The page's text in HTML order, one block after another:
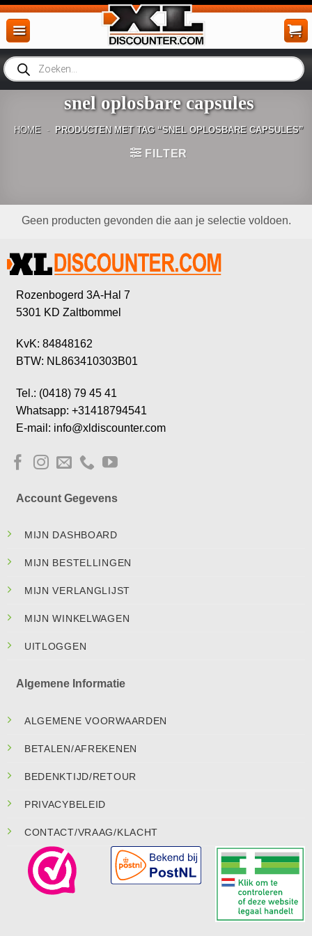
Ga
naar
inhoud
Producten
zoeken
snel oplosbare capsules
HOME - PRODUCTEN MET TAG “SNEL OPLOSBARE CAPSULES”
FILTER
Geen producten gevonden die aan je selectie voldoen.
Rozenbogerd 3A-Hal 7
5301 KD Zaltbommel
KvK: 84848162
BTW: NL863410303B01
Tel.: (0418) 79 45 41
Whatsapp: +31418794541
E-mail: info@xldiscounter.com
Account Gegevens
MIJN DASHBOARD
MIJN BESTELLINGEN
MIJN VERLANGLIJST
MIJN WINKELWAGEN
UITLOGGEN
Algemene Informatie
ALGEMENE VOORWAARDEN
BETALEN/AFREKENEN
BEDENKTIJD/RETOUR
PRIVACYBELEID
CONTACT/VRAAG/KLACHT